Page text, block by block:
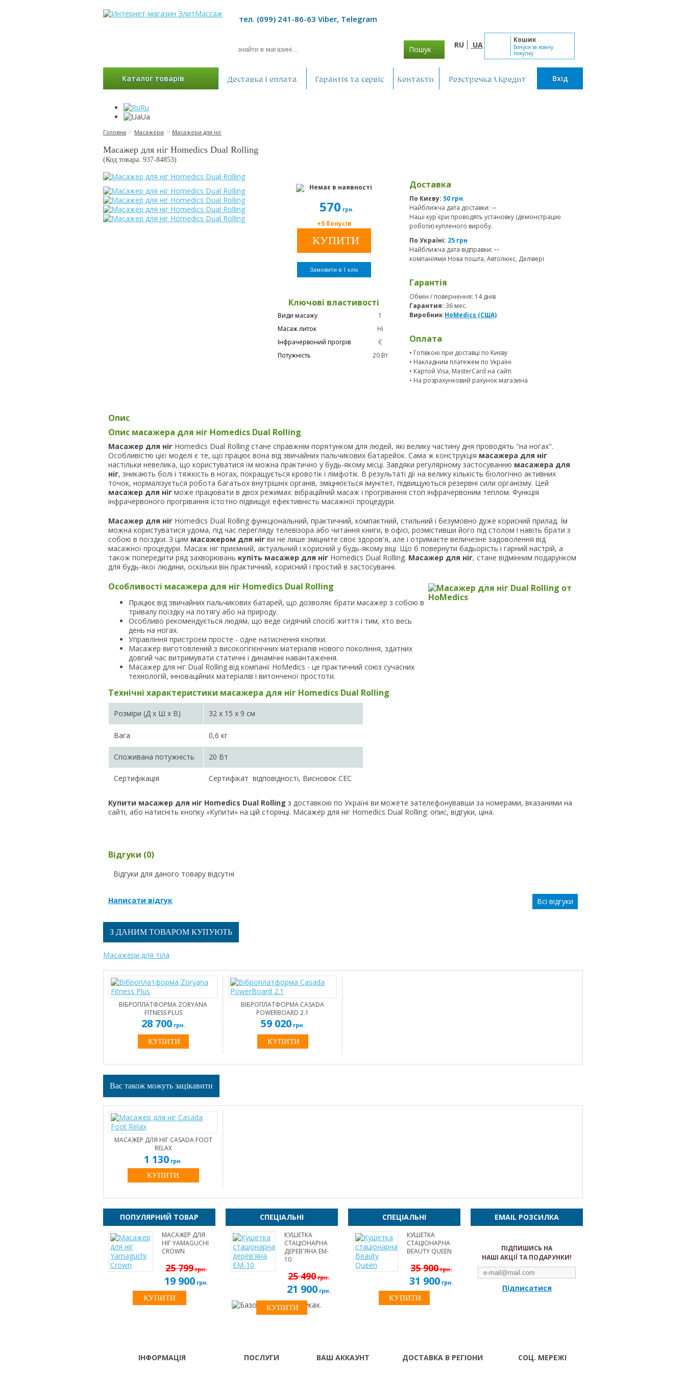
тел. (099) 241-86-63 Viber, Telegram
Пошук RU UA
Кошик
Бонуси за кожну
покупку
Каталог товарів Доставка і оплата Гарантія та сервіс Контакти Розстрочка \ Кредит Вхід
Ru
Ua
Головна > Масажери > Масажери для ніг
Масажер для ніг Homedics Dual Rolling
(Код товара: 937-84853)
Немає в наявності
570 грн.
+5 бонусів
Замовити в 1 клік
Ключові властивості
Види масажу
1
Масаж литок
Ні
Інфрачервоний прогрів
Є
Потужність
20 Вт
Доставка
По Києву: 50 грн.
Найближча дата доставки: --
Наші кур`єри проводять установку (демонстрацію
роботи) купленого виробу.
По Україні: 25 грн
Найближча дата відправки: --
компаніями Нова пошта, Автолюкс, Делівері
Гарантія
Обмін / повернення: 14 днів
Гарантия: 36 мес.
Виробник HoMedics (США)
Оплата
• Готівкою при доставці по Києву
• Накладним платежем по Україні
• Картой Visa, MasterCard на сайті
• На розрахунковий рахунок магазина
Опис
Опис масажера для ніг Homedics Dual Rolling
Масажер для ніг Homedics Dual Rolling стане справжнім порятунком для людей, які велику частину дня проводять "на ногах".
Особливістю цієї моделі є те, що працює вона від звичайних пальчикових батарейок. Сама ж конструкція масажера для ніг
настільки невелика, що користуватися їм можна практично у будь-якому місці. Завдяки регулярному застосуванню масажера для
ніг, зникають болі і тяжкість в ногах, покращується кровотік і лімфотік. В результаті дії на велику кількість біологічно активних
точок, нормалізується робота багатьох внутрішніх органів, зміцнюється імунітет, підвищуються резервні сили організму. Цей
масажер для ніг може працювати в двох режимах: вібраційний масаж і прогрівання стоп інфрачервоним теплом. Функція
інфрачервоного прогрівання істотно підвищує ефективність масажної процедури.
Масажер для ніг Homedics Dual Rolling функціональний, практичний, компактний, стильний і безумовно дуже корисний прилад. Їм
можна користуватися удома, під час перегляду телевізора або читання книги, в офісі, розмістивши його під столом і навіть брати з
собою в поїздки. З цим масажером для ніг ви не лише зміцните своє здоров'я, але і отримаєте величезне задоволення від
масажної процедури. Масаж ніг приємний, актуальний і корисний у будь-якому віці. Що б повернути бадьорість і гарний настрій, а
також попередити ряд захворювань купіть масажер для ніг Homedics Dual Rolling. Масажер для ніг, стане відмінним подарунком
для будь-якої людини, оскільки він практичний, корисний і простий в застосуванні.
Особливості масажера для ніг Homedics Dual Rolling
Працює від звичайних пальчикових батарей, що дозволяє брати масажер з собою в
тривалу поїздку на потягу або на природу.
Особливо рекомендується людям, що веде сидячий спосіб життя і тим, хто весь
день на ногах.
Управління пристроєм просте - одне натиснення кнопки.
Масажер виготовлений з високогігієнічних матеріалів нового покоління, здатних
довгий час витримувати статичні і динамічні навантаження.
Масажер для ніг Dual Rolling від компанії HoMedics - це практичний союз сучасних
технологій, інноваційних матеріалів і витонченої простоти.
Технічні характеристики масажера для ніг Homedics Dual Rolling
Розміри (Д х Ш х В) 32 x 15 x 9 см
Вага 0,6 кг
Споживана потужність 20 Вт
Сертифікація Сертифікат відповідності, Висновок СЕС
Купити масажер для ніг Homedics Dual Rolling з доставкою по Україні ви можете зателефонувавши за номерами, вказаними на
сайті, або натисніть кнопку «Купити» на цій сторінці. Масажер для ніг Homedics Dual Rolling: опис, відгуки, ціна.
Відгуки (0)
Відгуки для даного товару відсутні
Написати відгук Всі відгуки
З ДАНИМ ТОВАРОМ КУПУЮТЬ
Масажери для тіла
ВІБРОПЛАТФОРМА ZORYANA
FITNESS PLUS
28 700грн.
ВІБРОПЛАТФОРМА CASADA
POWERBOARD 2.1
59 020грн.
Вас також можуть зацікавити
МАСАЖЕР ДЛЯ НІГ CASADA FOOT
RELAX
1 130 грн.
КУПИТИ
ПОПУЛЯРНИЙ ТОВАР
МАСАЖЕР ДЛЯ
НІГ YAMAGUCHI
CROWN
25 799грн.
19 900грн.
КУПИТИ
СПЕЦІАЛЬНІ
КУШЕТКА
СТАЦІОНАРНА
ДЕРЕВ'ЯНА EM-
10
25 490грн.
21 900грн.
СПЕЦІАЛЬНІ
КУШЕТКА
СТАЦІОНАРНА
BEAUTY QUEEN
35 900грн.
31 900грн.
EMAIL РОЗСИЛКА
ПІДПИШИСЬ НА
НАШІ АКЦІЇ ТА ПОДАРУНКИ!
Підписатися
ІНФОРМАЦІЯ ПОСЛУГИ ВАШ АККАУНТ ДОСТАВКА В РЕГІОНИ СОЦ. МЕРЕЖІ